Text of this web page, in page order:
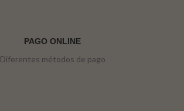
PAGO ONLINE
Diferentes métodos de pago